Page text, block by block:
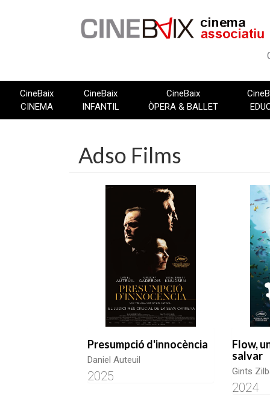
CineBaix
CINEMA
CineBaix
INFANTIL
CineBaix
ÒPERA & BALLET
Adso Films
Presumpció d'innocència
Daniel Auteuil
2025
Flow,
salvar
Gints
2024